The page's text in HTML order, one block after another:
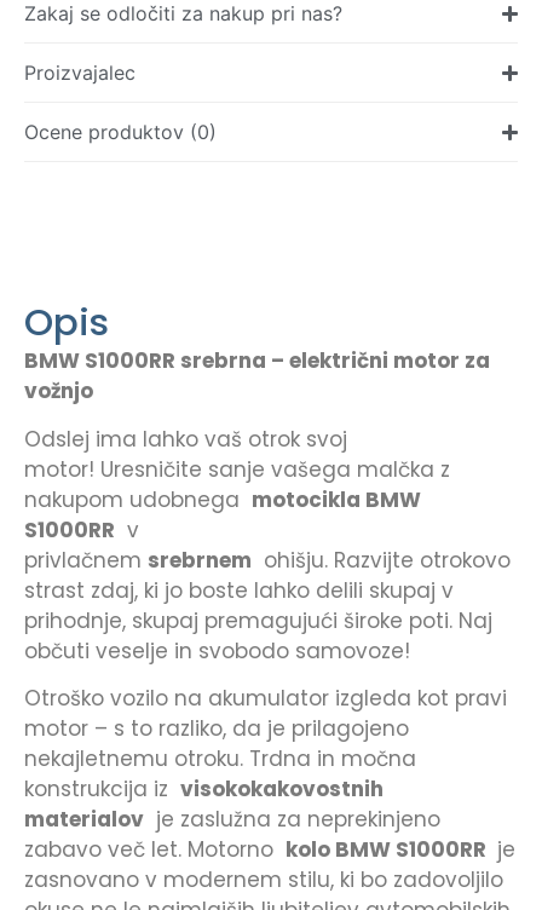
Zakaj se odločiti za nakup pri nas?
Proizvajalec
Ocene produktov (0)
Opis
BMW S1000RR srebrna – električni motor za
vožnjo
Odslej ima lahko vaš otrok svoj
motor! Uresničite sanje vašega malčka z
nakupom udobnega motocikla BMW
S1000RR v
privlačnem srebrnem ohišju. Razvijte otrokovo
strast zdaj, ki jo boste lahko delili skupaj v
prihodnje, skupaj premagujući široke poti. Naj
občuti veselje in svobodo samovoze!
Otroško vozilo na akumulator izgleda kot pravi
motor – s to razliko, da je prilagojeno
nekajletnemu otroku. Trdna in močna
konstrukcija iz visokokakovostnih
materialov je zaslužna za neprekinjeno
zabavo več let. Motorno kolo BMW S1000RR je
zasnovano v modernem stilu, ki bo zadovoljilo